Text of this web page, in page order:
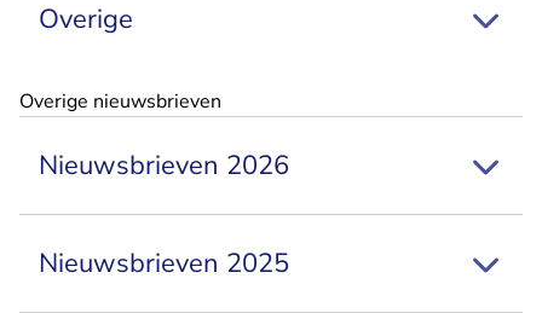
Overige
Overige nieuwsbrieven
Nieuwsbrieven 2026
Nieuwsbrieven 2025